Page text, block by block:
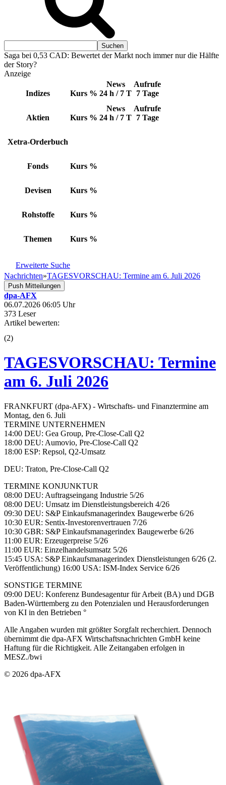
Saga bei 0,53 CAD: Bewertet der Markt noch immer nur die Hälfte
der Story?
Anzeige
Indizes Kurs %
News
24 h / 7 T
Aufrufe
7 Tage
Aktien Kurs %
News
24 h / 7 T
Aufrufe
7 Tage
Xetra-Orderbuch
Fonds Kurs %
Devisen Kurs %
Rohstoffe Kurs %
Themen Kurs %
Erweiterte Suche
Nachrichten»TAGESVORSCHAU: Termine am 6. Juli 2026
Push Mitteilungen
dpa-AFX
06.07.2026 06:05 Uhr
373 Leser
Artikel bewerten:
(2)
TAGESVORSCHAU: Termine
am 6. Juli 2026
FRANKFURT (dpa-AFX) - Wirtschafts- und Finanztermine am
Montag, den 6. Juli
TERMINE UNTERNEHMEN
14:00 DEU: Gea Group, Pre-Close-Call Q2
18:00 DEU: Aumovio, Pre-Close-Call Q2
18:00 ESP: Repsol, Q2-Umsatz
DEU: Traton, Pre-Close-Call Q2
TERMINE KONJUNKTUR
08:00 DEU: Auftragseingang Industrie 5/26
08:00 DEU: Umsatz im Dienstleistungsbereich 4/26
09:30 DEU: S&P Einkaufsmanagerindex Baugewerbe 6/26
10:30 EUR: Sentix-Investorenvertrauen 7/26
10:30 GBR: S&P Einkaufsmanagerindex Baugewerbe 6/26
11:00 EUR: Erzeugerpreise 5/26
11:00 EUR: Einzelhandelsumsatz 5/26
15:45 USA: S&P Einkaufsmanagerindex Dienstleistungen 6/26 (2.
Veröffentlichung) 16:00 USA: ISM-Index Service 6/26
SONSTIGE TERMINE
09:00 DEU: Konferenz Bundesagentur für Arbeit (BA) und DGB
Baden-Württemberg zu den Potenzialen und Herausforderungen
von KI in den Betrieben °
Alle Angaben wurden mit größter Sorgfalt recherchiert. Dennoch
übernimmt die dpa-AFX Wirtschaftsnachrichten GmbH keine
Haftung für die Richtigkeit. Alle Zeitangaben erfolgen in
MESZ./bwi
© 2026 dpa-AFX